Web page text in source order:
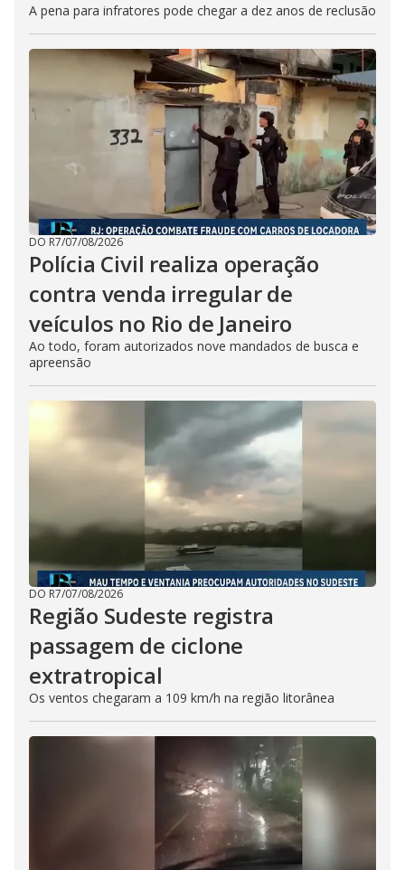
A pena para infratores pode chegar a dez anos de reclusão
DO R7/07/08/2026
Polícia Civil realiza operação
contra venda irregular de
veículos no Rio de Janeiro
Ao todo, foram autorizados nove mandados de busca e
apreensão
DO R7/07/08/2026
Região Sudeste registra
passagem de ciclone
extratropical
Os ventos chegaram a 109 km/h na região litorânea